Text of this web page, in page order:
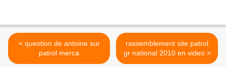
< question de antoine sur
patrol merca
rassemblement site patrol
gr national 2010 en video >